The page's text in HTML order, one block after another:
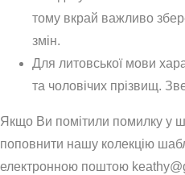
тому вкрай важливо
змін.
Для литовської мови
та чоловічих прізвищ.
Якщо Ви помітили помилку у
поповнити нашу колекцію
електронною поштою